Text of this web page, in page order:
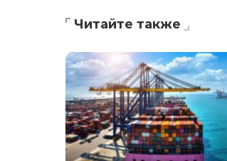
Читайте также